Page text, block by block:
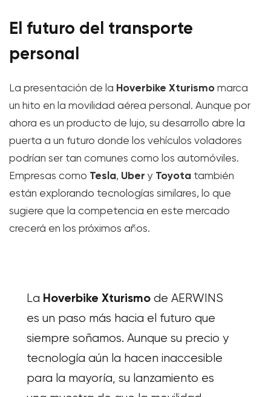
El futuro del transporte
personal
La presentación de la Hoverbike Xturismo marca
un hito en la movilidad aérea personal. Aunque por
ahora es un producto de lujo, su desarrollo abre la
puerta a un futuro donde los vehículos voladores
podrían ser tan comunes como los automóviles.
Empresas como Tesla, Uber y Toyota también
están explorando tecnologías similares, lo que
sugiere que la competencia en este mercado
crecerá en los próximos años.
La Hoverbike Xturismo de AERWINS
es un paso más hacia el futuro que
siempre soñamos. Aunque su precio y
tecnología aún la hacen inaccesible
para la mayoría, su lanzamiento es